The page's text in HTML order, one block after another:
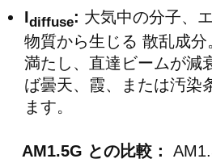
Idiffuse: 大気中の分子、
物質から生じる 散乱成
満たし、直達ビームが減
ば曇天、霞、または汚染
ます。
AM1.5G との比較：